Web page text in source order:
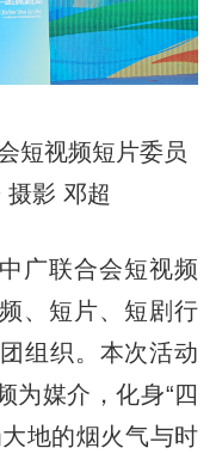
短视频短片委员
摄影 邓超
联合会短视频
、短片、短剧行
组织。本次活动
为媒介，化身“四
地的烟火气与时